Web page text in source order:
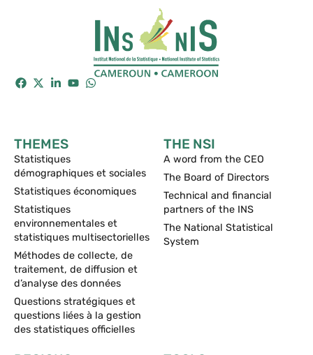
THEMES
Statistiques
démographiques et sociales
Statistiques économiques
Statistiques
environnementales et
statistiques multisectorielles
Méthodes de collecte, de
traitement, de diffusion et
d’analyse des données
Questions stratégiques et
questions liées à la gestion
des statistiques officielles
THE NSI
A word from the CEO
The Board of Directors
Technical and financial
partners of the INS
The National Statistical
System